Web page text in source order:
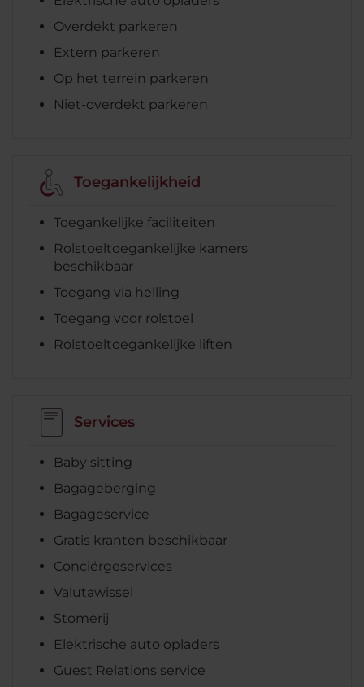
Overdekt parkeren
Extern parkeren
Op het terrein parkeren
Niet-overdekt parkeren
Toegankelijkheid
Toegankelijke faciliteiten
Rolstoeltoegankelijke kamers
beschikbaar
Toegang via helling
Toegang voor rolstoel
Rolstoeltoegankelijke liften
Services
Baby sitting
Bagageberging
Bagageservice
Gratis kranten beschikbaar
Conciërgeservices
Valutawissel
Stomerij
Elektrische auto opladers
Guest Relations service